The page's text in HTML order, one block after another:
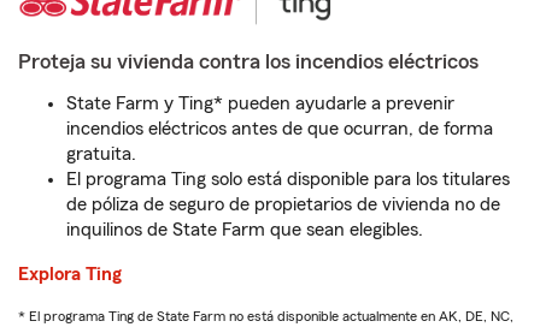
Proteja su vivienda contra los incendios eléctricos
State Farm y Ting* pueden ayudarle a prevenir
incendios eléctricos antes de que ocurran, de forma
gratuita.
El programa Ting solo está disponible para los titulares
de póliza de seguro de propietarios de vivienda no de
inquilinos de State Farm que sean elegibles.
Explora Ting
* El programa Ting de State Farm no está disponible actualmente en AK, DE, NC,